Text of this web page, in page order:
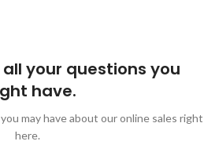
your questions you
have.
may have about our online sales right
here.